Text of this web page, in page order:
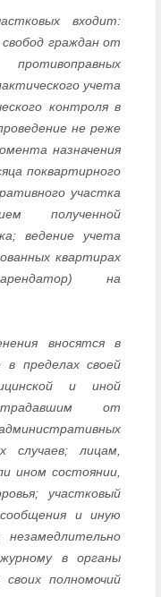
входит:
граждан от
учета
контроля в
не реже
назначения
поквартирного
участка
полученной
ведение учета
квартирах
на
вносятся в
в пределах своей
и иной
от
случаев; лицам,
ином состоянии,
участковый
и иную
в органы
полномочий